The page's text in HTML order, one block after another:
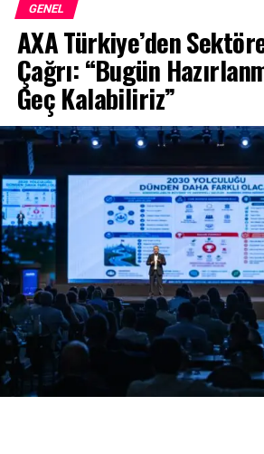
Toyota B-SUV’ a Yeni Bir Tanım
GENEL
AXA Türkiye’den
Çağrı: “Bugün
Geç Kalabiliriz”